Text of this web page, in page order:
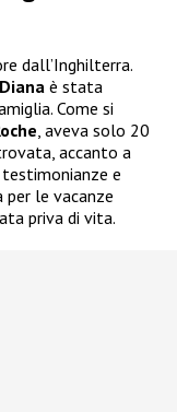
dall’Inghilterra.
è stata
Come si
, aveva solo 20
accanto a
testimonianze e
le vacanze
priva di vita.